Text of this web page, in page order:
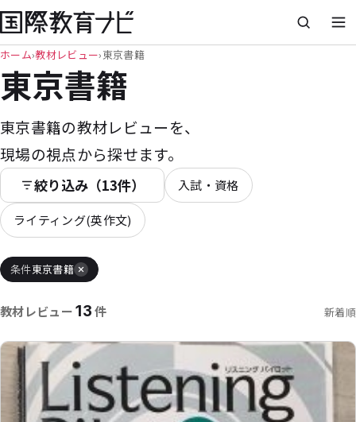
ホーム›教材レビュー›東京書籍
東京書籍
東京書籍の教材レビューを、
現場の視点から探せます。
絞り込み（13件） 入試・資格
ライティング(英作文)
条件東京書籍
教材レビュー13件 新着順